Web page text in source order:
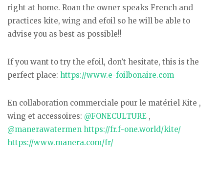
right at home. Roan the owner speaks French and
practices kite, wing and efoil so he will be able to
advise you as best as possible!!
If you want to try the efoil, don’t hesitate, this is the
perfect place: https://www.e-foilbonaire.com
En collaboration commerciale pour le matériel Kite ,
wing et accessoires: @FONECULTURE ,
@manerawatermen https://fr.f-one.world/kite/
https://www.manera.com/fr/